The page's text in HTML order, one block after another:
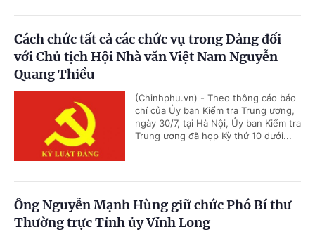
Cách chức tất cả các chức vụ trong Đảng đối
với Chủ tịch Hội Nhà văn Việt Nam Nguyễn
Quang Thiều
(Chinhphu.vn) - Theo thông cáo báo
chí của Ủy ban Kiểm tra Trung ương,
ngày 30/7, tại Hà Nội, Ủy ban Kiểm tra
Trung ương đã họp Kỳ thứ 10 dưới...
Ông Nguyễn Mạnh Hùng giữ chức Phó Bí thư
Thường trực Tỉnh ủy Vĩnh Long